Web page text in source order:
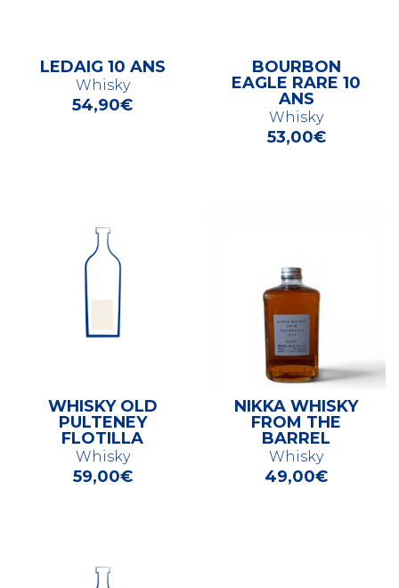
LEDAIG 10 ANS
Whisky
54,90€
BOURBON
EAGLE RARE 10
ANS
Whisky
53,00€
WHISKY OLD
PULTENEY
FLOTILLA
Whisky
59,00€
NIKKA WHISKY
FROM THE
BARREL
Whisky
49,00€